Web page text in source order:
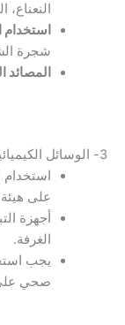
استخدام
شجرة
المصائد
3- الوسائل الكيميائية
على هيئة
أجهزة
الغرفة.
يجب
صحي على